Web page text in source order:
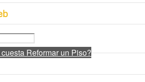
Reformar un Piso?